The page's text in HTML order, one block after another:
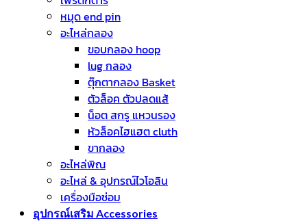
หมุด end pin
อะไหล่กลอง
ขอบกลอง hoop
lug กลอง
ตุ๊กตากลอง Basket
ตัวล็อค ตัวปลดแส้
น็อต สกรู แหวนรอง
หัวล็อคไฮแฮต cluth
ขากลอง
อะไหล่พิณ
อะไหล่ & อุปกรณ์ไวโอลิน
เครื่องมือซ่อม
อุปกรณ์เสริม Accessories